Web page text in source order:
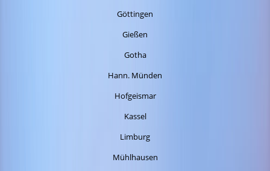
Göttingen
Gießen
Gotha
Hann. Münden
Hofgeismar
Kassel
Limburg
Mühlhausen